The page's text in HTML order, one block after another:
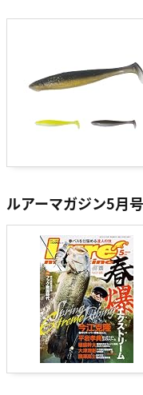
ルアーマガジン5月